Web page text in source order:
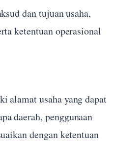
dan tujuan usaha,
ketentuan operasional
alamat usaha yang dapat
daerah, penggunaan
dengan ketentuan